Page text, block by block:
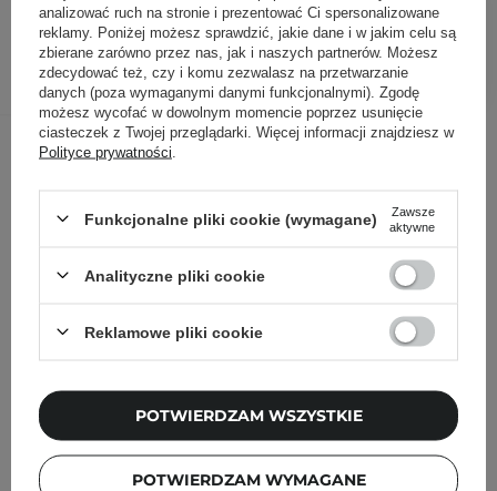
8,00 zł /szt.
DODAJ DO KOSZYKA
Inni klienci sprawdzali również
analizować ruch na stronie i prezentować Ci spersonalizowane
reklamy. Poniżej możesz sprawdzić, jakie dane i w jakim celu są
zbierane zarówno przez nas, jak i naszych partnerów. Możesz
zdecydować też, czy i komu zezwalasz na przetwarzanie
danych (poza wymaganymi danymi funkcjonalnymi). Zgodę
możesz wycofać w dowolnym momencie poprzez usunięcie
ciasteczek z Twojej przeglądarki. Więcej informacji znajdziesz w
Polityce prywatności
Funkcjonalne pliki cookie (wymagane)
Zawsze
aktywne
Analityczne pliki cookie
Reklamowe pliki cookie
POTWIERDZAM WYMAGANE
POTWIERDZAM WSZYSTKIE